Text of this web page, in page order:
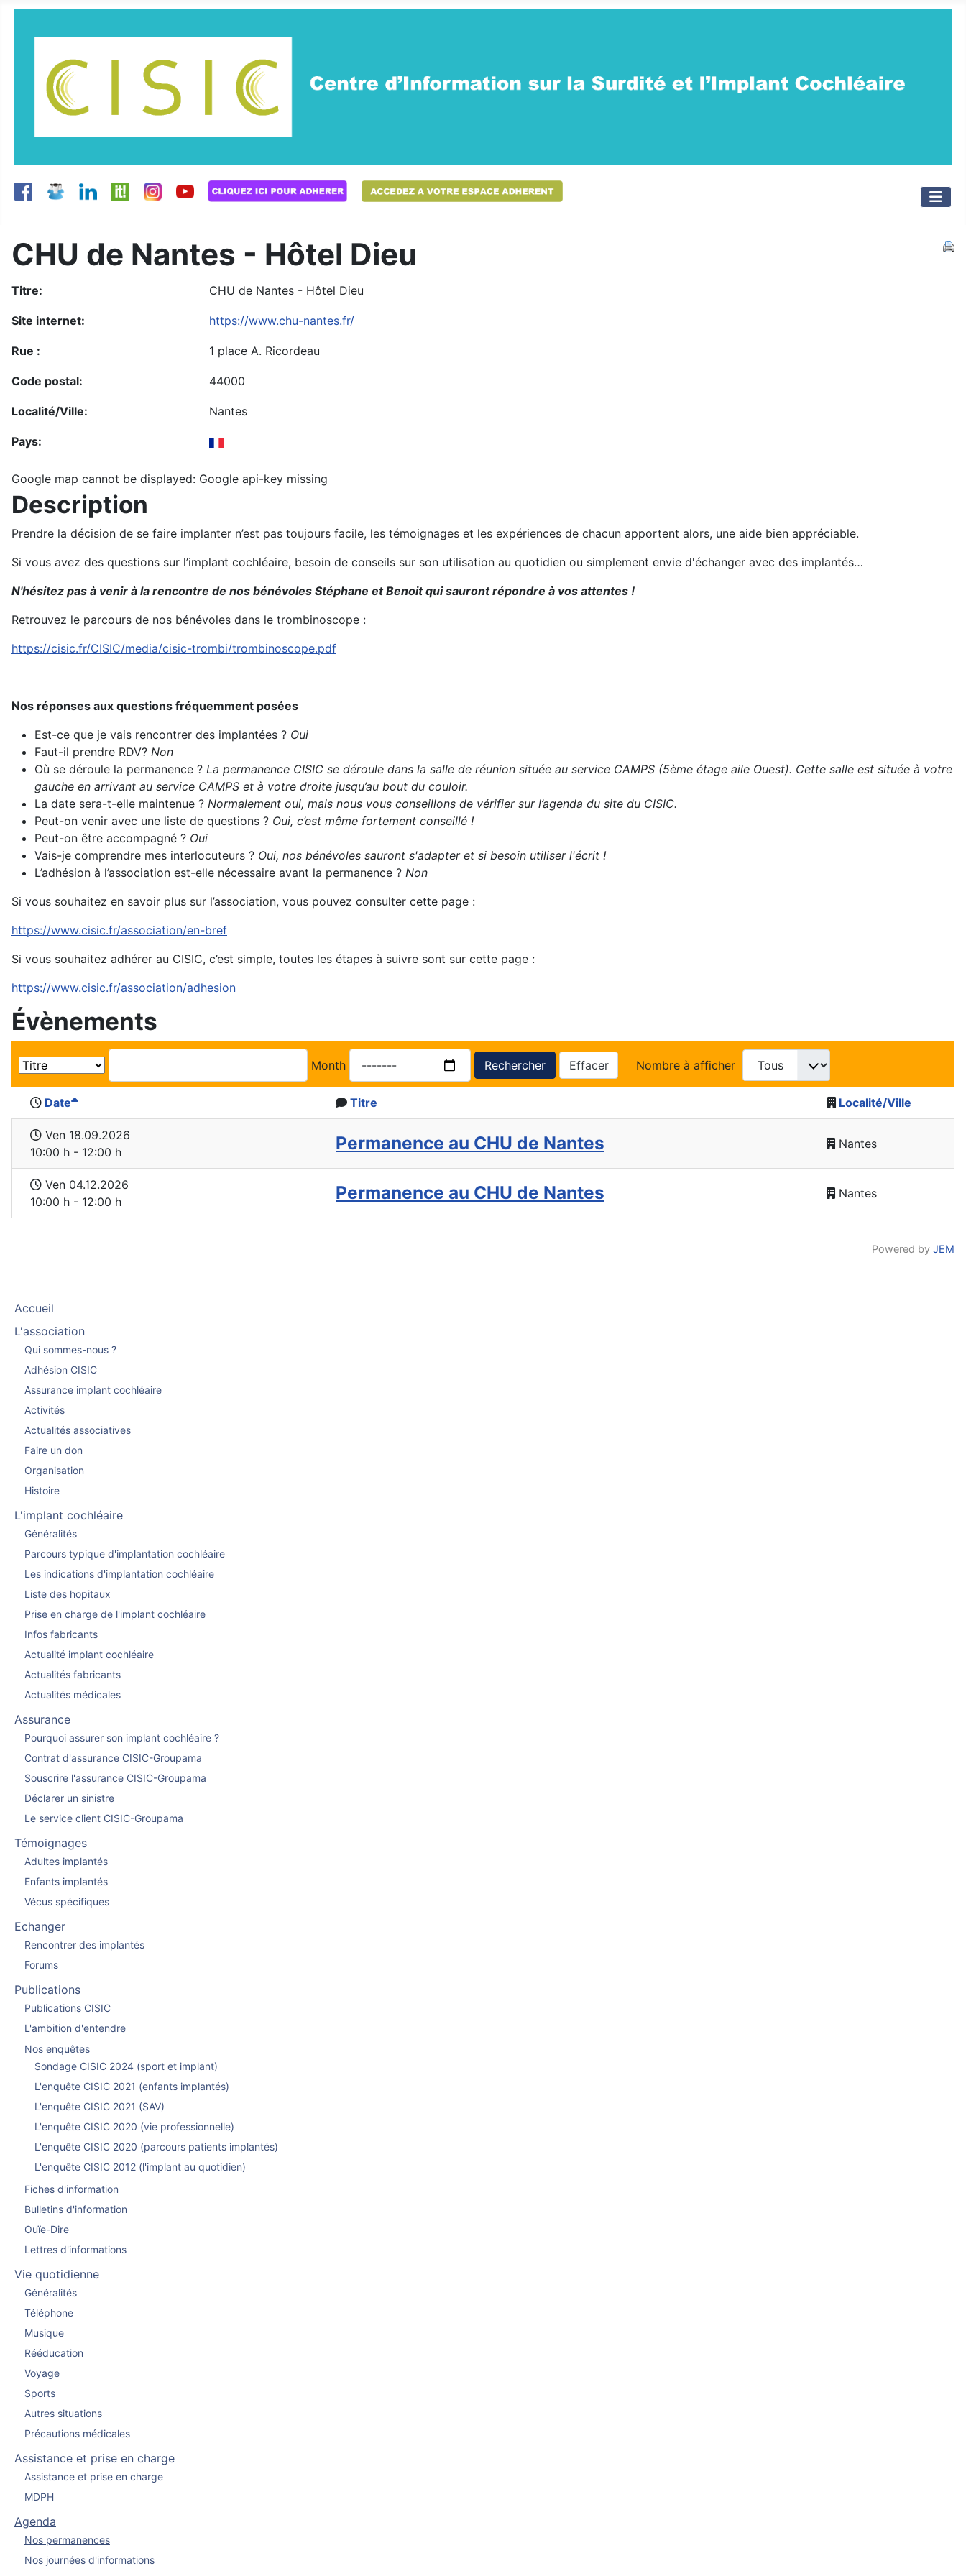
CHU de Nantes - Hôtel Dieu
Titre: CHU de Nantes - Hôtel Dieu
Site internet: https://www.chu-nantes.fr/
Rue : 1 place A. Ricordeau
Code postal: 44000
Localité/Ville: Nantes
Pays:
Google map cannot be displayed: Google api-key missing
Description
Prendre la décision de se faire implanter n’est pas toujours facile, les témoignages et les expériences de chacun apportent alors, une aide bien appréciable.
Si vous avez des questions sur l’implant cochléaire, besoin de conseils sur son utilisation au quotidien ou simplement envie d'échanger avec des implantés…
N'hésitez pas à venir à la rencontre de nos bénévoles Stéphane et Benoit qui sauront répondre à vos attentes !
Retrouvez le parcours de nos bénévoles dans le trombinoscope :
https://cisic.fr/CISIC/media/cisic-trombi/trombinoscope.pdf
Nos réponses aux questions fréquemment posées
Est-ce que je vais rencontrer des implantées ? Oui
Faut-il prendre RDV? Non
Où se déroule la permanence ? La permanence CISIC se déroule dans la salle de réunion située au service CAMPS (5ème étage aile Ouest). Cette salle est située à votre
gauche en arrivant au service CAMPS et à votre droite jusqu’au bout du couloir.
La date sera-t-elle maintenue ? Normalement oui, mais nous vous conseillons de vérifier sur l’agenda du site du CISIC.
Peut-on venir avec une liste de questions ? Oui, c’est même fortement conseillé !
Peut-on être accompagné ? Oui
Vais-je comprendre mes interlocuteurs ? Oui, nos bénévoles sauront s'adapter et si besoin utiliser l'écrit !
L’adhésion à l’association est-elle nécessaire avant la permanence ? Non
Si vous souhaitez en savoir plus sur l’association, vous pouvez consulter cette page :
https://www.cisic.fr/association/en-bref
Si vous souhaitez adhérer au CISIC, c’est simple, toutes les étapes à suivre sont sur cette page :
https://www.cisic.fr/association/adhesion
Évènements
Month Rechercher Effacer Nombre à afficher
Date Titre Localité/Ville
Ven 18.09.2026
10:00 h - 12:00 h
Permanence au CHU de Nantes Nantes
Ven 04.12.2026
10:00 h - 12:00 h
Permanence au CHU de Nantes Nantes
Powered by JEM
Accueil
L'association
Qui sommes-nous ?
Adhésion CISIC
Assurance implant cochléaire
Activités
Actualités associatives
Faire un don
Organisation
Histoire
L'implant cochléaire
Généralités
Parcours typique d'implantation cochléaire
Les indications d'implantation cochléaire
Liste des hopitaux
Prise en charge de l'implant cochléaire
Infos fabricants
Actualité implant cochléaire
Actualités fabricants
Actualités médicales
Assurance
Pourquoi assurer son implant cochléaire ?
Contrat d'assurance CISIC-Groupama
Souscrire l'assurance CISIC-Groupama
Déclarer un sinistre
Le service client CISIC-Groupama
Témoignages
Adultes implantés
Enfants implantés
Vécus spécifiques
Echanger
Rencontrer des implantés
Forums
Publications
Publications CISIC
L'ambition d'entendre
Nos enquêtes
Sondage CISIC 2024 (sport et implant)
L'enquête CISIC 2021 (enfants implantés)
L'enquête CISIC 2021 (SAV)
L'enquête CISIC 2020 (vie professionnelle)
L'enquête CISIC 2020 (parcours patients implantés)
L'enquête CISIC 2012 (l'implant au quotidien)
Fiches d'information
Bulletins d'information
Ouïe-Dire
Lettres d'informations
Vie quotidienne
Généralités
Téléphone
Musique
Rééducation
Voyage
Sports
Autres situations
Précautions médicales
Assistance et prise en charge
Assistance et prise en charge
MDPH
Agenda
Nos permanences
Nos journées d'informations